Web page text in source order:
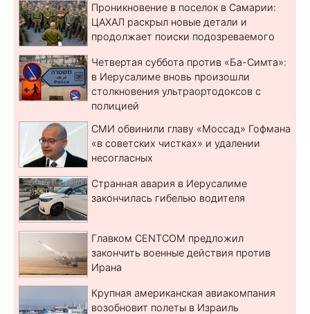
Проникновение в поселок в Самарии:
ЦАХАЛ раскрыл новые детали и
продолжает поиски подозреваемого
Четвертая суббота против «Ба-Симта»:
в Иерусалиме вновь произошли
столкновения ультраортодоксов с
полицией
СМИ обвинили главу «Моссад» Гофмана
«в советских чистках» и удалении
несогласных
Странная авария в Иерусалиме
закончилась гибелью водителя
Главком CENTCOM предложил
закончить военные действия против
Ирана
Крупная американская авиакомпания
возобновит полеты в Израиль